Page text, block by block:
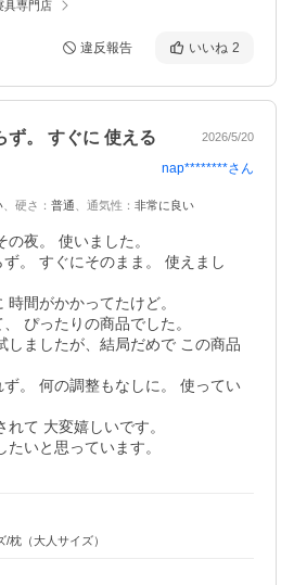
具専門店
違反報告 いいね 2
ず。 すぐに 使える 2026/5/20
nap********さん
硬さ ： 普通 通気性 ： 非常に良い
夜。 使いました。
。 すぐにそのまま。 使えまし
間がかかってたけど。
ぴったりの商品でした。
しましたが、結局だめで この商品
。 何の調整もなしに。 使ってい
て 大変嬉しいです。
いと思っています。
枕（大人サイズ）